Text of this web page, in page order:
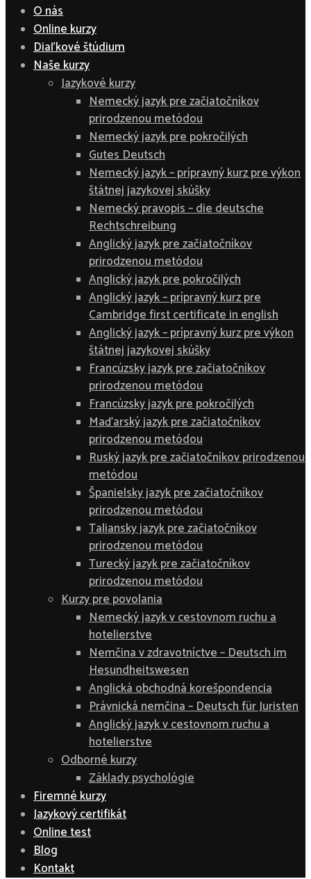
O nás
Online kurzy
Diaľkové štúdium
Naše kurzy
Jazykové kurzy
Nemecký jazyk pre začiatočníkov
prirodzenou metódou
Nemecký jazyk pre pokročilých
Gutes Deutsch
Nemecký jazyk – prípravný kurz pre výkon
štátnej jazykovej skúšky
Nemecký pravopis – die deutsche
Rechtschreibung
Anglický jazyk pre začiatočníkov
prirodzenou metódou
Anglický jazyk pre pokročilých
Anglický jazyk – prípravný kurz pre
Cambridge first certificate in english
Anglický jazyk – prípravný kurz pre výkon
štátnej jazykovej skúšky
Francúzsky jazyk pre začiatočníkov
prirodzenou metódou
Francúzsky jazyk pre pokročilých
Maďarský jazyk pre začiatočníkov
prirodzenou metódou
Ruský jazyk pre začiatočníkov prirodzenou
metódou
Španielsky jazyk pre začiatočníkov
prirodzenou metódou
Taliansky jazyk pre začiatočníkov
prirodzenou metódou
Turecký jazyk pre začiatočníkov
prirodzenou metódou
Kurzy pre povolania
Nemecký jazyk v cestovnom ruchu a
hotelierstve
Nemčina v zdravotníctve – Deutsch im
Hesundheitswesen
Anglická obchodná korešpondencia
Právnická nemčina – Deutsch für Juristen
Anglický jazyk v cestovnom ruchu a
hotelierstve
Odborné kurzy
Základy psychológie
Firemné kurzy
Jazykový certifikát
Online test
Blog
Kontakt